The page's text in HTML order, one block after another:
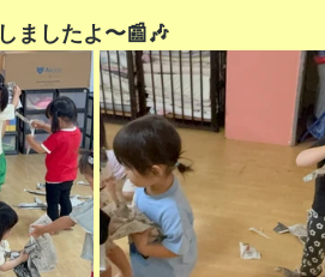
ましたよ〜📰🎶